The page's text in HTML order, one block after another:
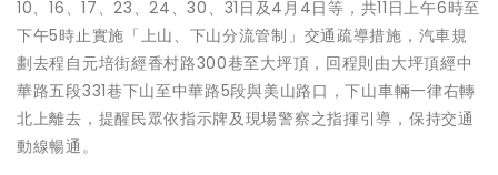
10、16、17、23、24、30、31日及4月4日等，共11日上午6時至
下午5時止實施「上山、下山分流管制」交通疏導措施，汽車規
劃去程自元培街經香村路300巷至大坪頂，回程則由大坪頂經中
華路五段331巷下山至中華路5段與美山路口，下山車輛一律右轉
北上離去，提醒民眾依指示牌及現場警察之指揮引導，保持交通
動線暢通。